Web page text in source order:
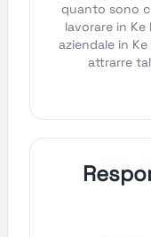
quanto sono
lavorare in Ke
aziendale in
attrarre